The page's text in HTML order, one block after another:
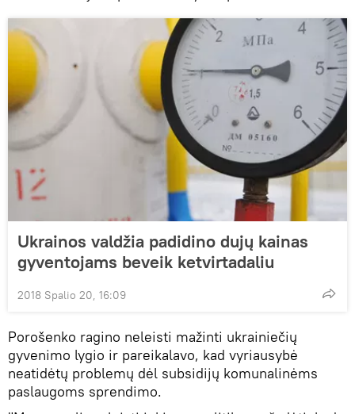
Ukrainos valdžia padidino dujų kainas
gyventojams beveik ketvirtadaliu
2018 Spalio 20, 16:09
Porošenko ragino neleisti mažinti ukrainiečių
gyvenimo lygio ir pareikalavo, kad vyriausybė
neatidėtų problemų dėl subsidijų komunalinėms
paslaugoms sprendimo.